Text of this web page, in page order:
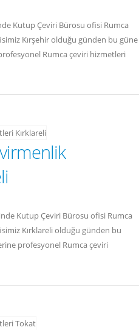
Kutup Çeviri Bürosu ofisi Rumca
Kırşehir olduğu günden bu güne
Rumca çeviri hizmetleri
Kutup Çeviri Bürosu ofisi Rumca
Kırklareli olduğu günden bu
profesyonel Rumca çeviri